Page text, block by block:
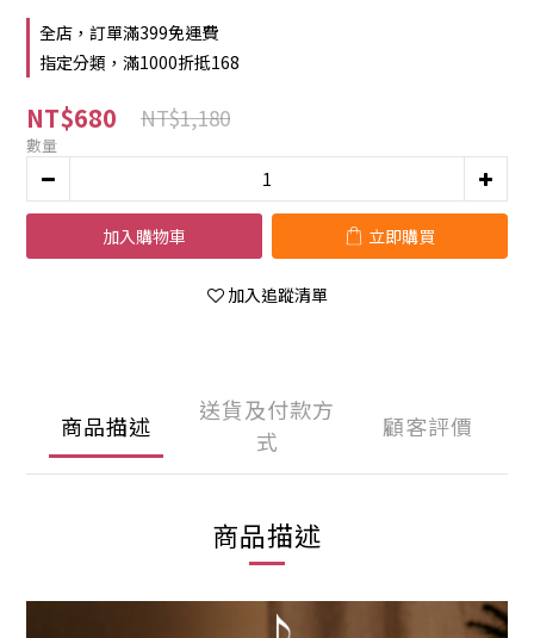
全店，訂單滿399免運費
指定分類，滿1000折抵168
NT$680 NT$1,180
數量
加入購物車 立即購買
加入追蹤清單
商品描述
送貨及付款方
式
顧客評價
商品描述